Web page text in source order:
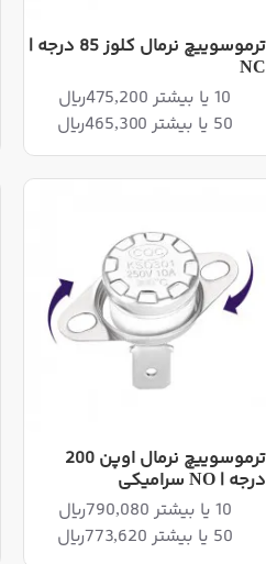
ترموسوییچ نرمال کلوز 85 درجه |
NC
10 یا بیشتر 475,200ریال
50 یا بیشتر 465,300ریال
ترموسوییچ نرمال اوپن 200
درجه | NO سرامیکی
10 یا بیشتر 790,080ریال
50 یا بیشتر 773,620ریال